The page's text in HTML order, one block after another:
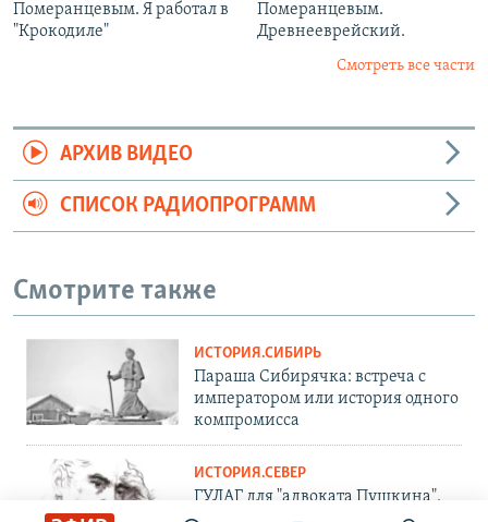
Померанцевым. Я работал в
"Крокодиле"
Померанцевым.
Древнееврейский.
Смотреть все части
АРХИВ ВИДЕО
СПИСОК РАДИОПРОГРАММ
Смотрите также
ИСТОРИЯ.СИБИРЬ
Параша Сибирячка: встреча с
императором или история одного
компромисса
ИСТОРИЯ.СЕВЕР
ГУЛАГ для "адвоката Пушкина".